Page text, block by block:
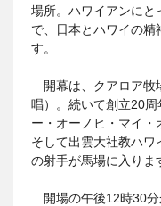
場所。ハワイアンにと
で、日本とハワイの精
す。
開幕は、クアロア牧
唱）。続いて創立20
ー・オーノヒ・マイ・
そして出雲大社教ハワ
の射手が馬場に入りま
開場の午後12時30分